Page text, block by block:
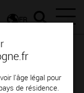
l'âge légal pour
de résidence.
FR